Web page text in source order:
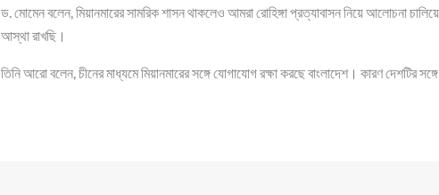
ড. মোমেন বলেন, মিয়ানমারের সামরিক শাসন থাকলেও আমরা রোহিঙ্গা প্রত্যাবাসন নিয়ে আলোচনা
আস্থা রাখছি।
তিনি আরো বলেন, চীনের মাধ্যমে মিয়ানমারের সঙ্গে যোগাযোগ রক্ষা করছে বাংলাদেশ। কারণ দেশটির